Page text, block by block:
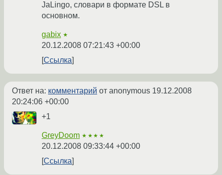
JaLingo, словари в формате DSL в
основном.
gabix ★
20.12.2008 07:21:43 +00:00
Ссылка
Ответ на: комментарий от anonymous 19.12.2008
20:24:06 +00:00
+1
GreyDoom ★★★★
20.12.2008 09:33:44 +00:00
Ссылка